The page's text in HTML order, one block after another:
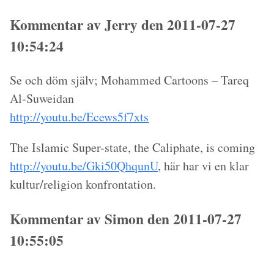
Kommentar av Jerry den 2011-07-27
10:54:24
Se och döm själv; Mohammed Cartoons – Tareq
Al-Suweidan
http://youtu.be/Ecews5f7xts
The Islamic Super-state, the Caliphate, is coming
http://youtu.be/Gki50QhqunU, här har vi en klar
kultur/religion konfrontation.
Kommentar av Simon den 2011-07-27
10:55:05